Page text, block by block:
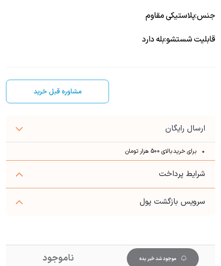
جنس:پلاستیکی مقاوم
قابلیت شستشو:بله دارد
مشاوره قبل خرید
ارسال رایگان
برای خرید بالای 500 هزار تومان
شرایط پرداخت
سرویس بازگشت پول
ناموجود موجود شد خبر بده